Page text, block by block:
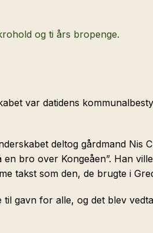
og ti års bropenge.
var datidens
deltog gårdmand Nis
bro over Kongeåen”. Han
takst som den, de brugte i
gavn for alle, og det blev